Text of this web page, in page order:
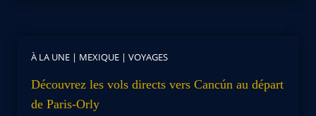
À LA UNE | MEXIQUE | VOYAGES
Découvrez les vols directs vers Cancún au départ
de Paris-Orly